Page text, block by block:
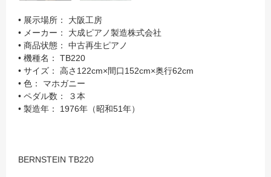
• 展示場所： 大阪工房
• メーカー： 大成ピアノ製造株式会社
• 商品状態： 中古再生ピアノ
• 機種名： TB220
• サイズ： 高さ122cm×間口152cm×奥行62cm
• 色： マホガニー
• ペダル数： ３本
• 製造年： 1976年（昭和51年）
BERNSTEIN TB220